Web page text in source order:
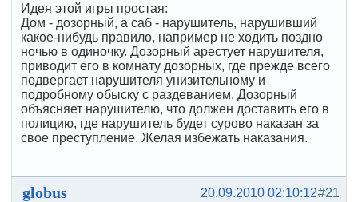
Идея этой игры простая:
Дом - дозорный, а саб - нарушитель, нарушивший
какое-нибудь правило, например не ходить поздно
ночью в одиночку. Дозорный арестует нарушителя,
приводит его в комнату дозорных, где прежде всего
подвергает нарушителя унизительному и
подробному обыску с раздеванием. Дозорный
объясняет нарушителю, что должен доставить его в
полицию, где нарушитель будет сурово наказан за
свое преступление. Желая избежать наказания.
#21
20.09.2010 02:10:12
globus